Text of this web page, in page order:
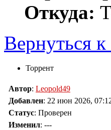
Откуда:
Вернуться к
Торрент
Автор: Leopold49
Добавлен: 22 июн 2026,
Статус: Проверен
Изменил: ---